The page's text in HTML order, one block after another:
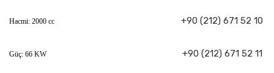
Hacmi: 2000 cc +90 (212) 671 52 10
Güç: 66 KW +90 (212) 671 52 11